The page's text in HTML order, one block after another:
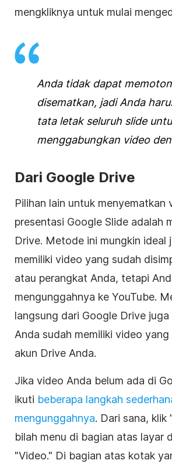
mengkliknya untuk mulai
Anda tidak dapat
disematkan, jadi Anda
tata letak seluruh slide
menggabungkan video
Dari Google Drive
Pilihan lain untuk menyematkan
presentasi Google Slide adalah
Drive. Metode ini mungkin ideal
memiliki video yang sudah
atau perangkat Anda, tetapi
mengunggahnya ke YouTube.
langsung dari Google Drive juga
Anda sudah memiliki video
akun Drive Anda.
Jika video Anda belum ada di
ikuti beberapa langkah
mengunggahnya. Dari sana, klik
bilah menu di bagian atas layar
"Video." Di bagian atas kotak